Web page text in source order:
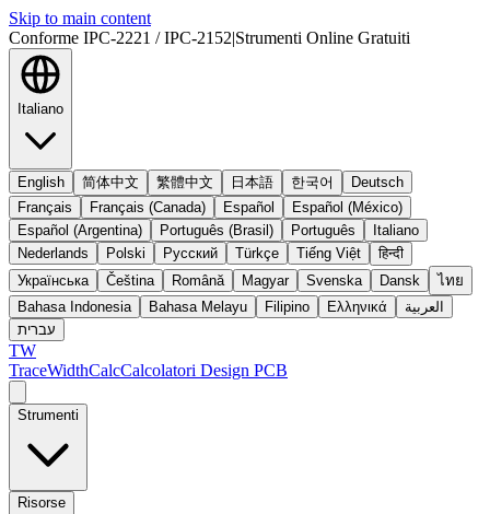
Skip to main content
Conforme IPC-2221 / IPC-2152|Strumenti Online Gratuiti
Italiano
English 简体中文 繁體中文 日本語 한국어
Deutsch
Français
Français (Canada) Español
Español (México)
Español (Argentina)
Português (Brasil) Português
Italiano
Nederlands
Polski Русский Türkçe Tiếng Việt
हिन्दी
Українська
Čeština Română Magyar Svenska Dansk
ไทย
Bahasa Indonesia
Bahasa Melayu Filipino Ελληνικά
العربية
עברית
TW
TraceWidthCalcCalcolatori Design PCB
Strumenti
Risorse